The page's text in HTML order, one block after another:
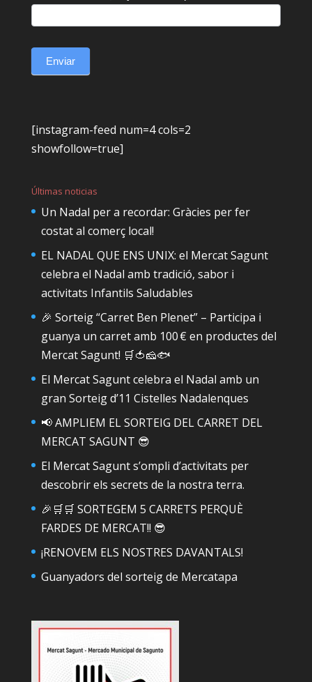
Enviar
[instagram-feed num=4 cols=2
showfollow=true]
Últimas noticias
Un Nadal per a recordar: Gràcies per fer
costat al comerç local!
EL NADAL QUE ENS UNIX: el Mercat Sagunt
celebra el Nadal amb tradició, sabor i
activitats Infantils Saludables
🎉 Sorteig “Carret Ben Plenet” – Participa i
guanya un carret amb 100 € en productes del
Mercat Sagunt! 🛒🍅🧀🐟
El Mercat Sagunt celebra el Nadal amb un
gran Sorteig d’11 Cistelles Nadalenques
📢 AMPLIEM EL SORTEIG DEL CARRET DEL
MERCAT SAGUNT 😎
El Mercat Sagunt s’ompli d’activitats per
descobrir els secrets de la nostra terra.
🎉🛒🛒 SORTEGEM 5 CARRETS PERQUÈ
FARDES DE MERCAT!! 😎
¡RENOVEM ELS NOSTRES DAVANTALS!
Guanyadors del sorteig de Mercatapa